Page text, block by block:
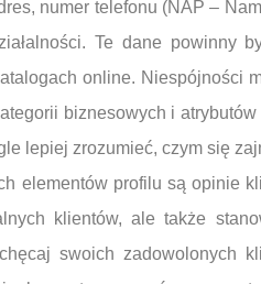
numer telefonu (NAP –
Te dane powinny
online. Niespójności
biznesowych i
lepiej zrozumieć, czym się
elementów profilu są opinie
klientów, ale także
swoich zadowolonych